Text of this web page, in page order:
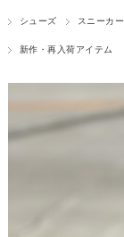
シューズ スニーカー
新作・再入荷アイテム